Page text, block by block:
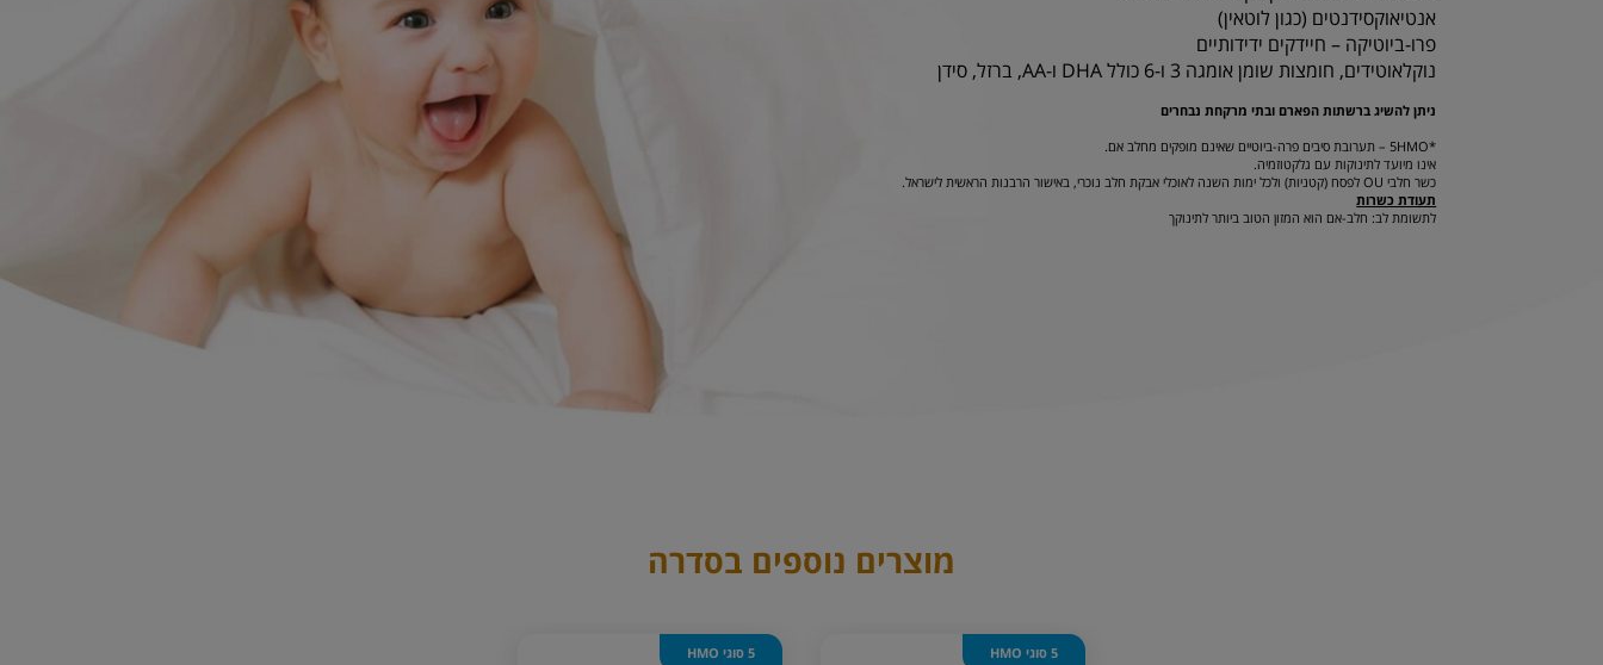
אנטיאוקסידנטים (כגון לוטאין)
פרו-ביוטיקה – חיידקים ידידותיים
נוקלאוטידים, חומצות שומן אומגה 3 ו-6 כולל DHA ו-AA, ברזל, סידן
ניתן להשיג ברשתות הפארם ובתי מרקחת נבחרים
*5HMO – תערובת סיבים פרה-ביוטיים שאינם מופקים מחלב אם.
אינו מיועד לתינוקות עם גלקטוזמיה.
כשר חלבי OU לפסח (קטניות) ולכל ימות השנה לאוכלי אבקת חלב נוכרי, באישור הרבנות הראשית לישראל.
תעודת כשרות
לתשומת לב: חלב-אם הוא המזון הטוב ביותר לתינוקך
מוצרים נוספים בסדרה
5 סוגי HMO 5 סוגי HMO